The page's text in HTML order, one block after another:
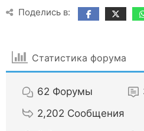
Поделись в:
Статистика форума
62 Форумы
2,202 Сообщения